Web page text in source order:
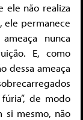
ele não realiza
ele permanece
nunca
E, como
dessa ameaça
de modo
si mesmo, não